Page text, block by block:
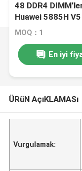
48 DDR4
Huawei 5885H
MOQ：1
En iyi
ÜRüN AçıKLAMASı
Vurgulamak: